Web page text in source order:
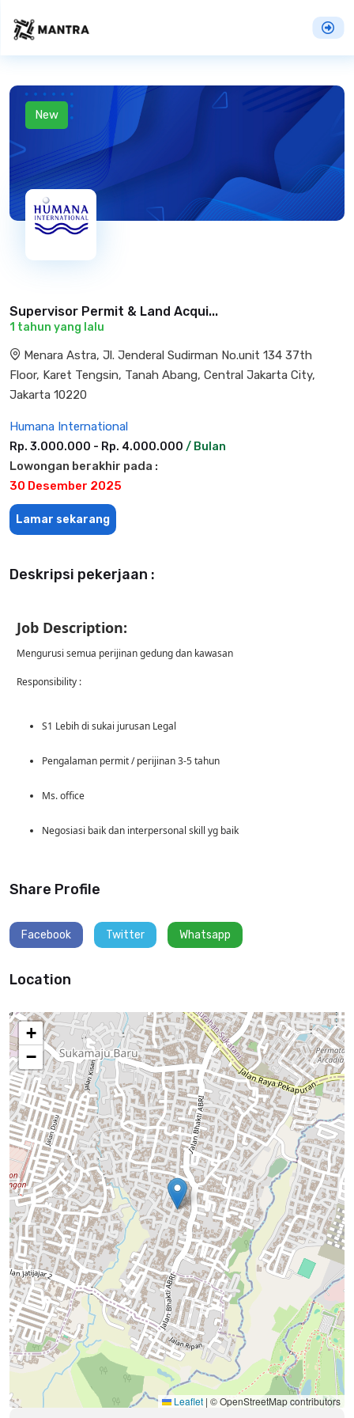
New
Supervisor Permit & Land Acqui...
1 tahun yang lalu
Menara Astra, Jl. Jenderal Sudirman No.unit 134 37th
Floor, Karet Tengsin, Tanah Abang, Central Jakarta City,
Jakarta 10220
Humana International
Rp. 3.000.000 - Rp. 4.000.000 / Bulan
Lowongan berakhir pada :
30 Desember 2025
Lamar sekarang
Deskripsi pekerjaan :
Job Description:
Mengurusi semua perijinan gedung dan kawasan
Responsibility :
S1 Lebih di sukai jurusan Legal
Pengalaman permit / perijinan 3-5 tahun
Ms. office
Negosiasi baik dan interpersonal skill yg baik
Share Profile
Facebook Twitter Whatsapp
Location
+
−
Leaflet | © OpenStreetMap contributors